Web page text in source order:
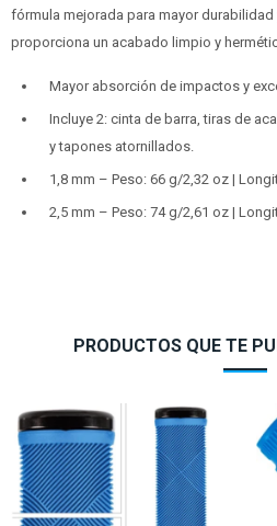
fórmula mejorada para mayor
proporciona un acabado limpio y
Mayor absorción de impactos y
Incluye 2: cinta de barra, tiras de
y tapones atornillados.
1,8 mm – Peso: 66 g/2,32 oz |
2,5 mm – Peso: 74 g/2,61 oz |
PRODUCTOS QUE TE